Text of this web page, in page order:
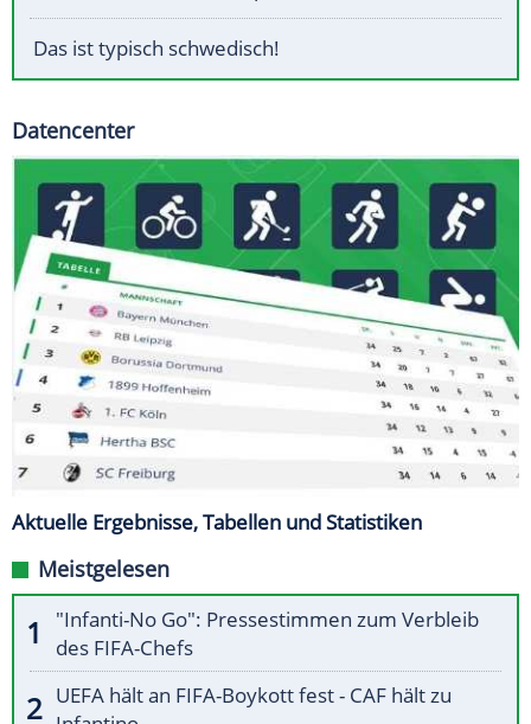
Das ist typisch schwedisch!
Datencenter
Aktuelle Ergebnisse, Tabellen und Statistiken
Meistgelesen
"Infanti-No Go": Pressestimmen zum Verbleib
des FIFA-Chefs
UEFA hält an FIFA-Boykott fest - CAF hält zu